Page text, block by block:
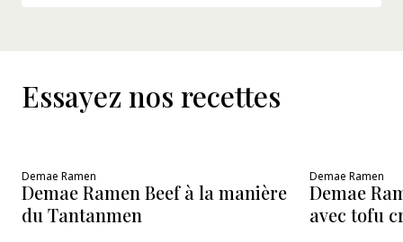
Essayez nos recettes
Demae Ramen
Demae Ramen Beef à la manière
du Tantanmen
Demae Ramen
Demae
avec tofu